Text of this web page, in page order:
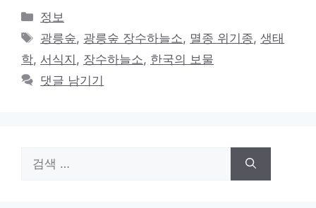
카
테
고
리
정보
태
그
광릉숲, 광릉숲 장수하늘소, 멸종 위기종,생태
학, 서식지 , 장수하늘소, 한국의 보물
댓글 남기기
색: